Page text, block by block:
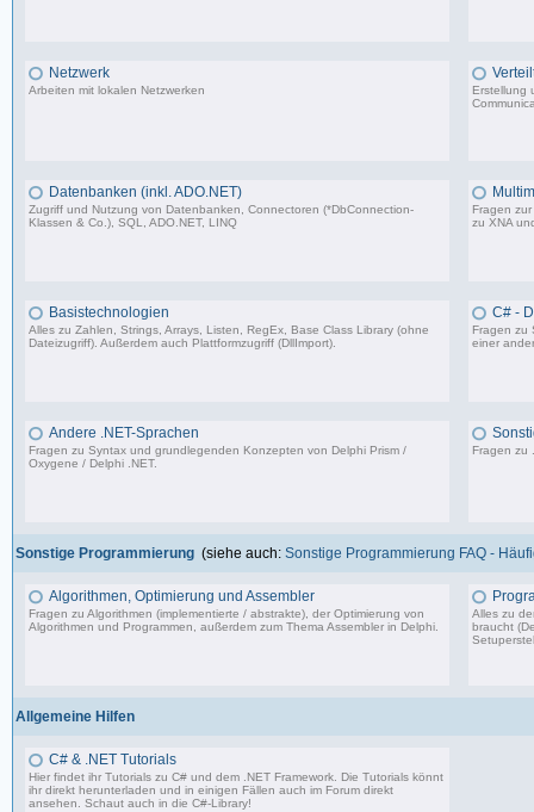
Netzwerk
Arbeiten mit lokalen Netzwerken
Erstellung
Datenbanken (inkl. ADO.NET)
Zugriff und Nutzung von Datenbanken, Connectoren (*DbConnection-
Klassen & Co.), SQL, ADO.NET, LINQ
Fragen
zu XNA
Basistechnologien
Alles zu Zahlen, Strings, Arrays, Listen, RegEx, Base Class Library (ohne
Dateizugriff). Außerdem auch Plattformzugriff (DllImport).
C# -
Fragen zu
einer
Andere .NET-Sprachen
Fragen zu Syntax und grundlegenden Konzepten von Delphi Prism /
Oxygene / Delphi .NET.
Fragen zu
Sonstige Programmierung (siehe auch: Sonstige Programmierung FAQ -
Algorithmen, Optimierung und Assembler
Fragen zu Algorithmen (implementierte / abstrakte), der Optimierung von
Algorithmen und Programmen, außerdem zum Thema Assembler in Delphi.
Alles zu
braucht
Allgemeine Hilfen
C# & .NET Tutorials
Hier findet ihr Tutorials zu C# und dem .NET Framework. Die Tutorials könnt
ihr direkt herunterladen und in einigen Fällen auch im Forum direkt
ansehen. Schaut auch in dieC#-Library!